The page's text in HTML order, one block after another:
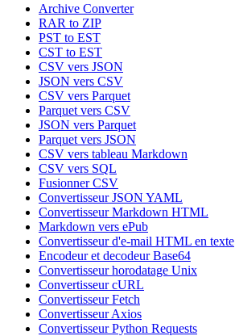
Archive Converter
RAR to ZIP
PST to EST
CST to EST
CSV vers JSON
JSON vers CSV
CSV vers Parquet
Parquet vers CSV
JSON vers Parquet
Parquet vers JSON
CSV vers tableau Markdown
CSV vers SQL
Fusionner CSV
Convertisseur JSON YAML
Convertisseur Markdown HTML
Markdown vers ePub
Convertisseur d'e-mail HTML en texte
Encodeur et decodeur Base64
Convertisseur horodatage Unix
Convertisseur cURL
Convertisseur Fetch
Convertisseur Axios
Convertisseur Python Requests